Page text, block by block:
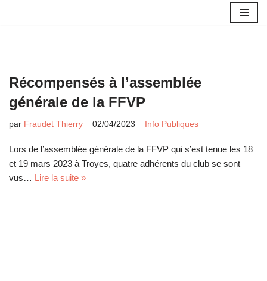
Récompensés à l’assemblée
générale de la FFVP
par Fraudet Thierry 02/04/2023 Info Publiques
Lors de l’assemblée générale de la FFVP qui s’est tenue les 18
et 19 mars 2023 à Troyes, quatre adhérents du club se sont
vus… Lire la suite »